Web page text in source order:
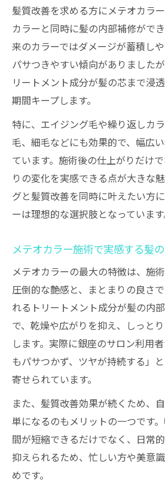
メテオカラーで実現する
髪質改善を叶える最新メ
ダメージを抑えるメテオ
解説
髪質改善のプロが推奨す
ニュー
メテオカラーと従来の施
髪質改善とメテオカラーの効
メテオカラーの効果を最
髪質改善を持続させるメ
方
メテオカラー施術の最適
自分に合うメテオカラー施術
髪質改善に最適なメテオ
方
髪悩みに合わせたメテオ
ント
メテオカラーで叶える理
ツ
自分に合うメテオカラー
カラーと髪質改善を両立
定
髪質改善を求める方にメテオカラ
カラーと同時に髪の内部補修がで
来のカラーではダメージが蓄積し
パサつきやすい傾向がありました
リートメント成分が髪の芯まで浸
期間キープします。
特に、エイジング毛や繰り返しカ
毛、細毛などにも効果的で、幅広
ています。施術後の仕上がりだけ
りの変化を実感できる点が大きな
グと髪質改善を同時に叶えたい方
ーは理想的な選択肢となっています
メテオカラー施術で実感する髪
メテオカラーの最大の特徴は、施
圧倒的な艶感と、まとまりの良さ
れるトリートメント成分が髪の内
で、乾燥や広がりを抑え、しっと
します。実際に銀座のサロン利用
もパサつかず、ツヤが持続する」
寄せられています。
また、髪質改善効果が続くため、
単になるのもメリットの一つです
間が短縮できるだけでなく、日常
抑えられるため、忙しい方や美意
めです。